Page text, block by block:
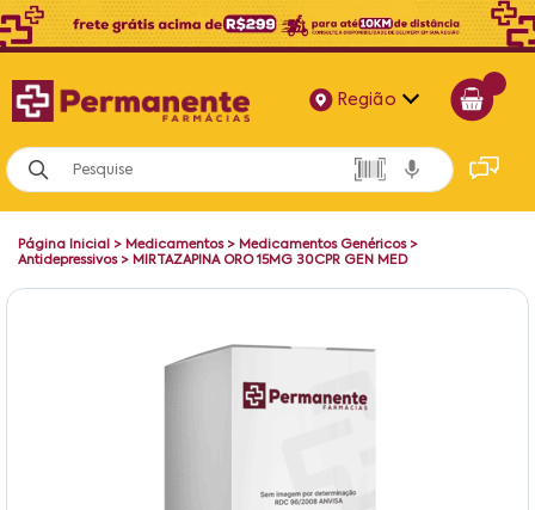
Região
Alagoas
Bahia
Paraíba
Página Inicial > Medicamentos> Medicamentos Genéricos>
Antidepressivos> MIRTAZAPINA ORO 15MG 30CPR GEN MED